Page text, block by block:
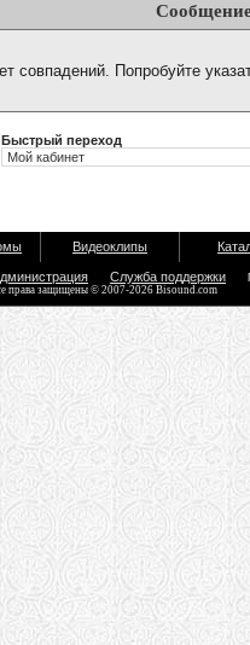
совпадений. Попробуйте
Быстрый переход
Видеоклипы
Служба поддержки
права защищены © 2007-2026 Bisound.com